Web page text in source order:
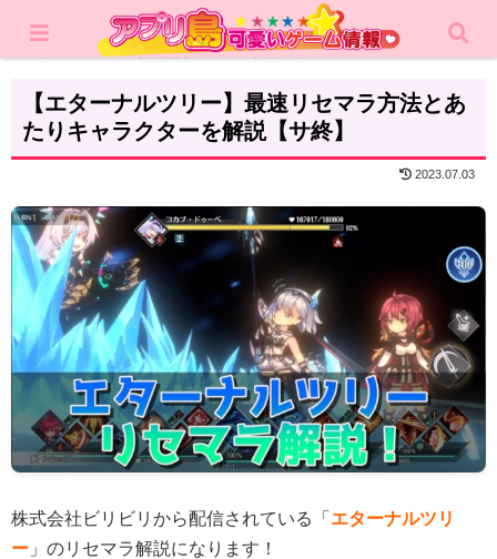
攻略記事 リセマラ
【エターナルツリー】最速リセマラ方法とあ
たりキャラクターを解説【サ終】
2023.07.03
株式会社ビリビリから配信されている「 エターナルツリ
ー 」のリセマラ解説になります！